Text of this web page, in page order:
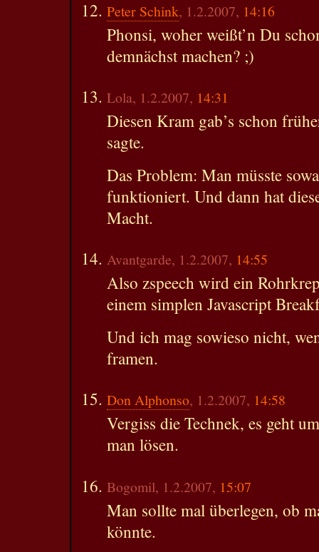
Peter Schink, 1.2.2007, 14:16
Phonsi, woher weißt’n Du
demnächst machen? ;)
Lola, 1.2.2007, 14:31
Diesen Kram gab’s schon
sagte.
Das Problem: Man müsste
funktioniert. Und dann hat
Macht.
Avantgarde, 1.2.2007, 14:55
Also zspeech wird ein
einem simplen Javascript
Und ich mag sowieso nicht,
framen.
Don Alphonso, 1.2.2007, 14:58
Vergiss die Technek, es geht
man lösen.
Bogomil, 1.2.2007, 15:07
Man sollte mal überlegen, ob
könnte.